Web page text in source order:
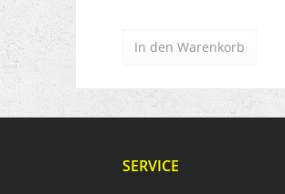
In den Warenkorb
SERVICE